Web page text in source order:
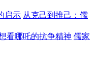
启示 从克己到推己：儒
看哪吒的抗争精神 儒家